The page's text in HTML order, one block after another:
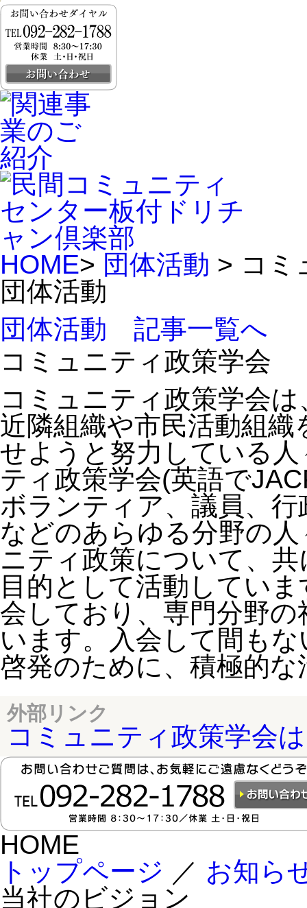
HOME> 団体活動 > コミ
団体活動
団体活動 記事一覧へ
コミュニティ政策学会
コミュニティ政策学会
近隣組織や市民活動組
せようと努力している
ティ政策学会(英語で
ボランティア、議員、
などのあらゆる分野の
ニティ政策について、
目的として活動してい
会しており、専門分野
います。入会して間も
啓発のために、積極的
外部リンク
コミュニティ政策学会
HOME
トップページ ／ お知ら
当社のビジョン